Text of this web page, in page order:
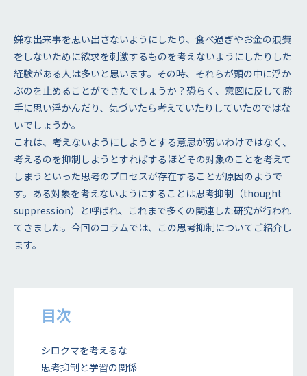
嫌な出来事を思い出さないようにしたり、食べ過ぎやお金の浪費
をしないために欲求を刺激するものを考えないようにしたりした
経験がある人は多いと思います。その時、それらが頭の中に浮か
ぶのを止めることができたでしょうか？恐らく、意図に反して勝
手に思い浮かんだり、気づいたら考えていたりしていたのではな
いでしょうか。
これは、考えないようにしようとする意思が弱いわけではなく、
考えるのを抑制しようとすればするほどその対象のことを考えて
しまうといった思考のプロセスが存在することが原因のようで
す。ある対象を考えないようにすることは思考抑制（thought
suppression）と呼ばれ、これまで多くの関連した研究が行われ
てきました。今回のコラムでは、この思考抑制についてご紹介し
ます。
目次
シロクマを考えるな
思考抑制と学習の関係